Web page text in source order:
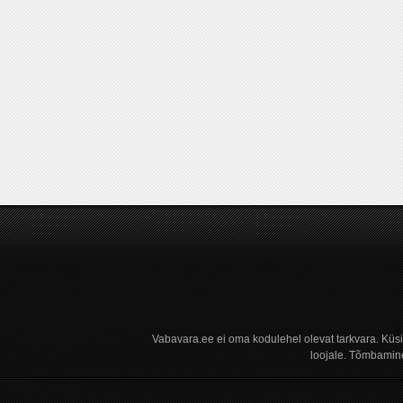
Vabavara.ee ei oma kodulehel olevat tarkvara.
loojale.